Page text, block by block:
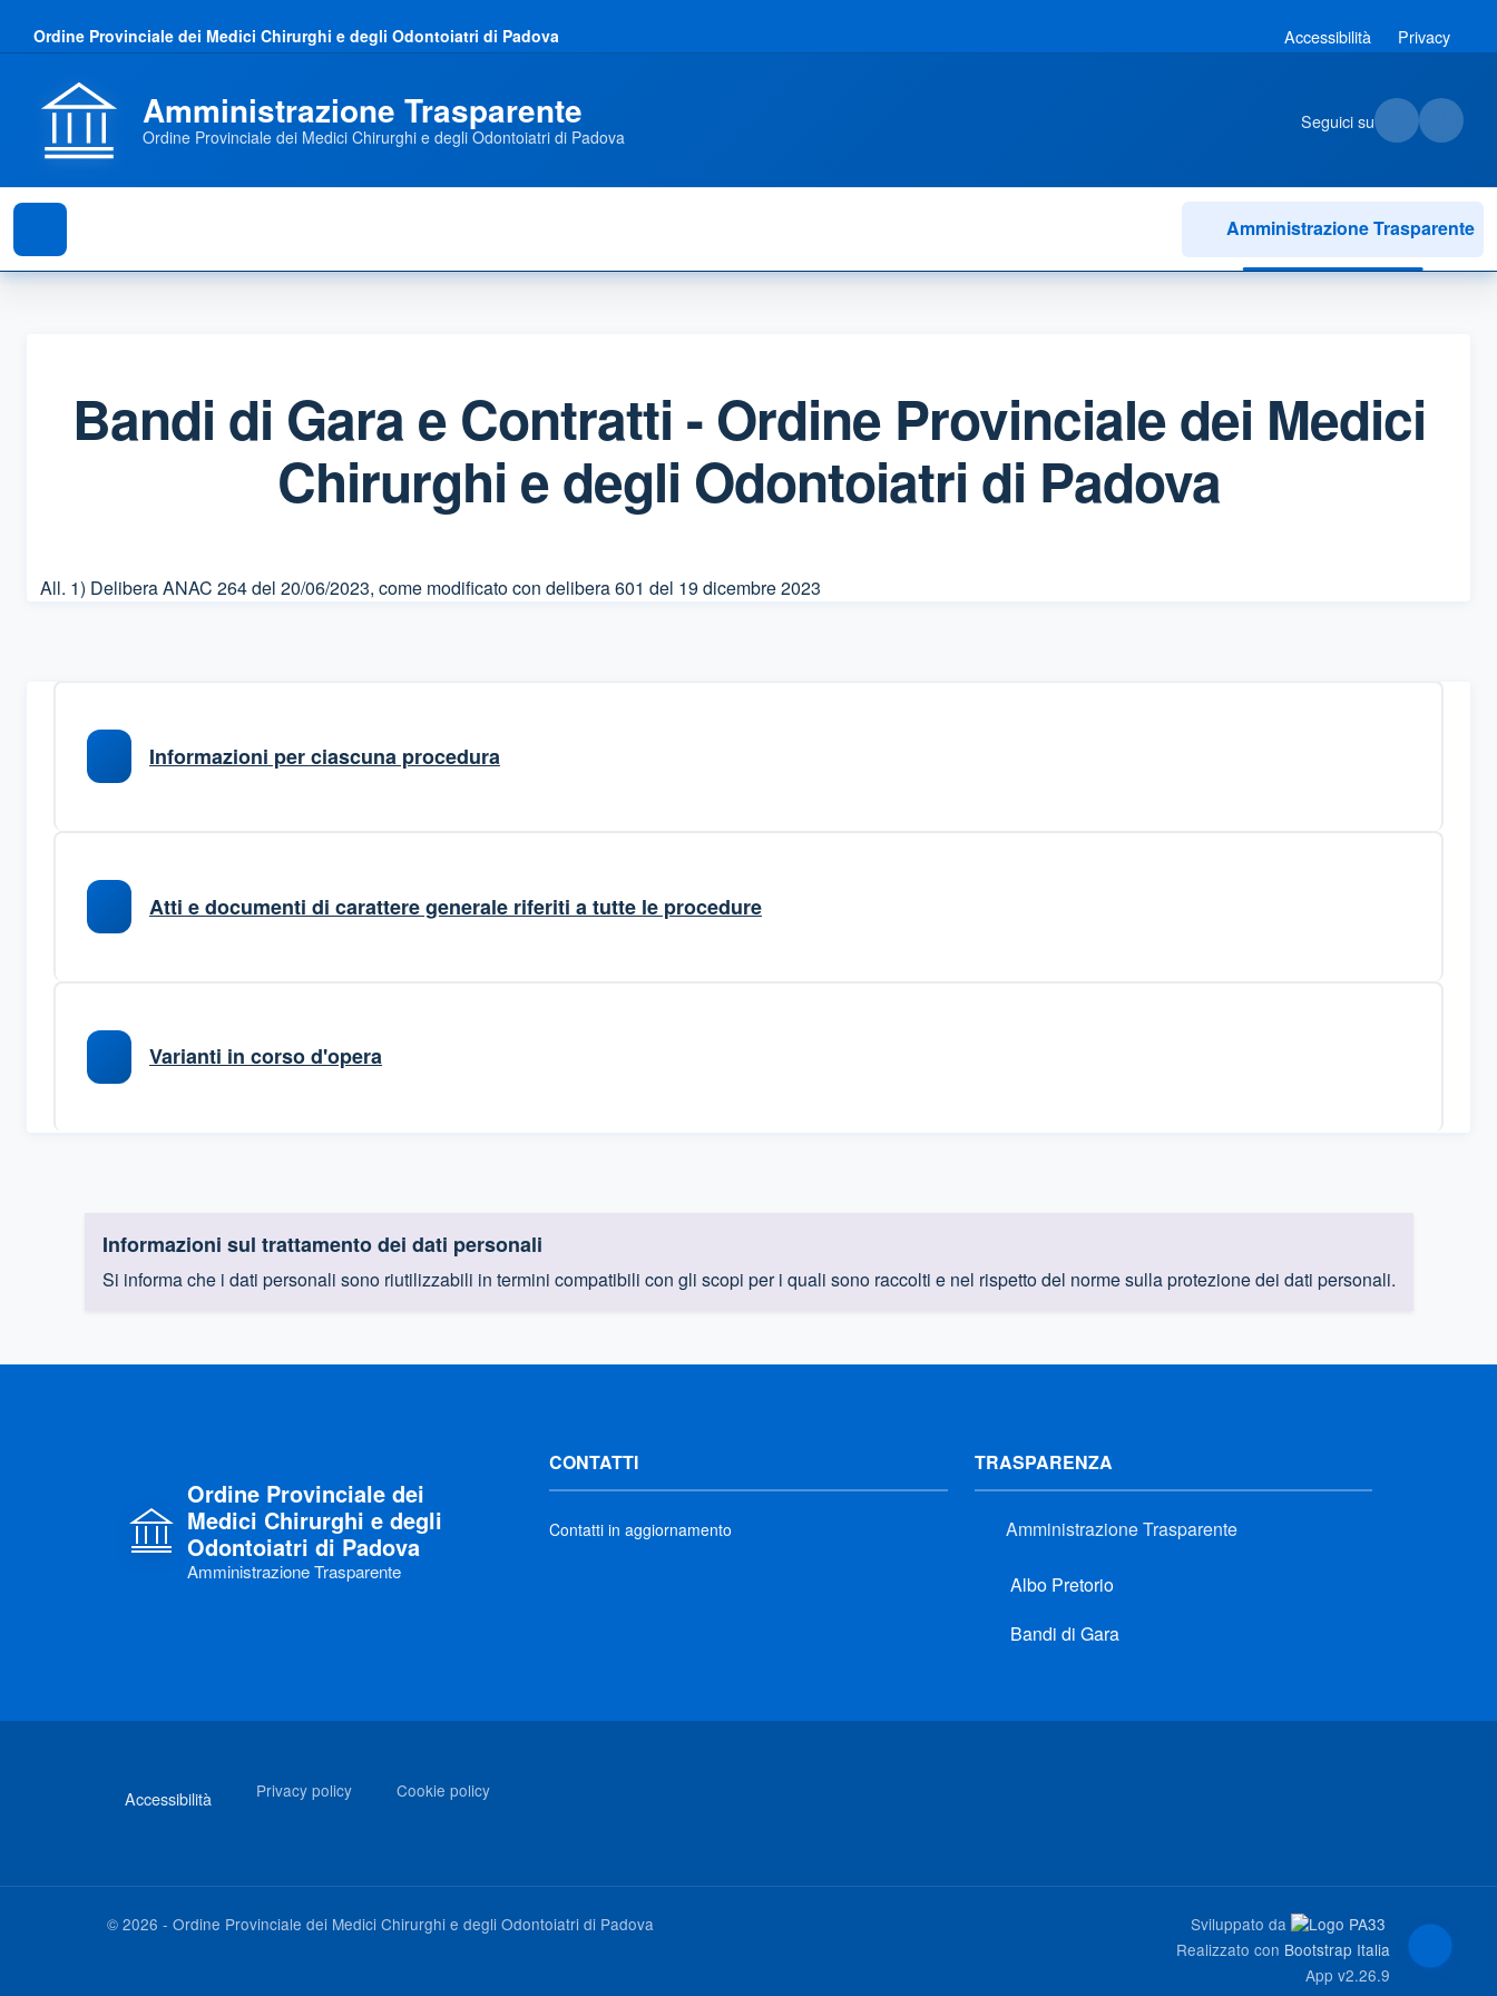
Ordine Provinciale dei Medici Chirurghi e degli Odontoiatri di Padova Accessibilità Privacy
Amministrazione Trasparente
Ordine Provinciale dei Medici Chirurghi e degli Odontoiatri di Padova
Seguici su
Amministrazione Trasparente
Bandi di Gara e Contratti - Ordine Provinciale dei Medici
Chirurghi e degli Odontoiatri di Padova
All. 1) Delibera ANAC 264 del 20/06/2023, come modificato con delibera 601 del 19 dicembre 2023
Informazioni per ciascuna procedura
Atti e documenti di carattere generale riferiti a tutte le procedure
Varianti in corso d'opera
Informazioni sul trattamento dei dati personali
Si informa che i dati personali sono riutilizzabili in termini compatibili con gli scopi per i quali sono raccolti e nel rispetto del norme sulla protezione dei dati personali.
Ordine Provinciale dei
Medici Chirurghi e degli
Odontoiatri di Padova
Amministrazione Trasparente
CONTATTI
Contatti in aggiornamento
TRASPARENZA
Amministrazione Trasparente
Albo Pretorio
Bandi di Gara
Accessibilità Privacy policy Cookie policy
© 2026 - Ordine Provinciale dei Medici Chirurghi e degli Odontoiatri di Padova
Sviluppato da
Realizzato con Bootstrap Italia
App v2.26.9